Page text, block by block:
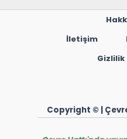
İletişim
Gizlilik
Copyright © | Çevre